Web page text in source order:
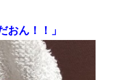
おん！！」